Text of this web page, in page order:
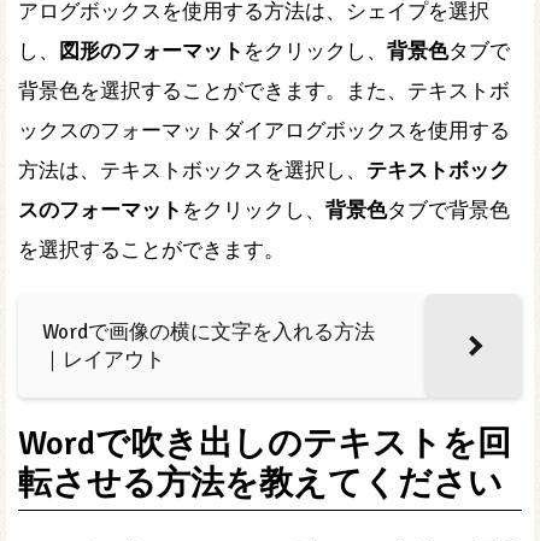
アログボックスを使用する方法は、シェイプを選択
し、
図形のフォーマット をクリックし、 背景色タブで
背景色を選択することができます。また、テキストボ
ックスのフォーマットダイアログボックスを使用する
方法は、テキストボックスを選択し、 テキストボック
スのフォーマット をクリックし、 背景色タブで背景色
を選択することができます。
Wordで画像の横に文字を入れる方法
｜レイアウト
Wordで吹き出しのテキストを回
転させる方法を教えてください